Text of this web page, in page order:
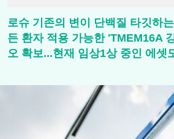
로슈 기존의 변이 단백질 타깃하
든 환자 적용 가능한 'TMEM16A
오 확보...현재 임상1상 중인 에셋